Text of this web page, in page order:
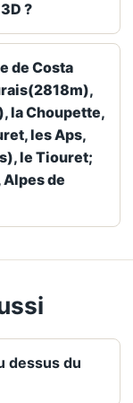
?
de Costa
la Choupette,
les Aps,
le Tiouret;
de
dessus du